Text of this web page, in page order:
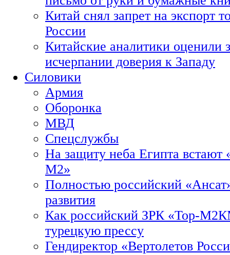
Китай снял запрет на экспорт
России
Китайские аналитики оценили
исчерпании доверия к Западу
Силовики
Армия
Оборонка
МВД
Спецслужбы
На защиту неба Египта встают
М2»
Полностью российский
развития
Как российский ЗРК «Тор-
турецкую прессу
Гендиректор «Вертолетов